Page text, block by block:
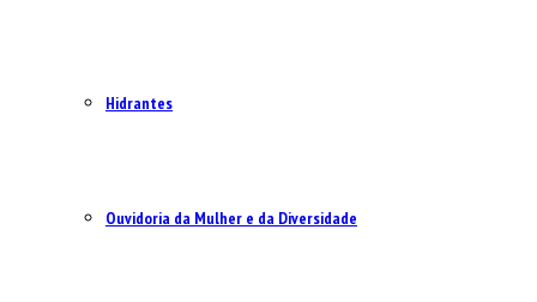
Hidrantes
Ouvidoria da Mulher e da Diversidade